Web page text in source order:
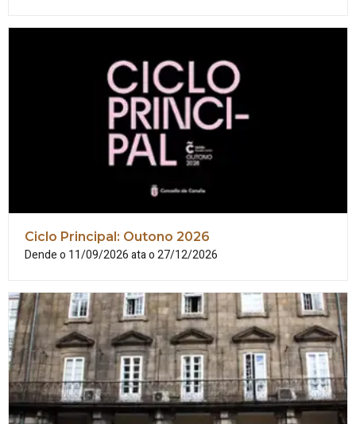
Ciclo Principal: Outono 2026
Dende o 11/09/2026 ata o 27/12/2026